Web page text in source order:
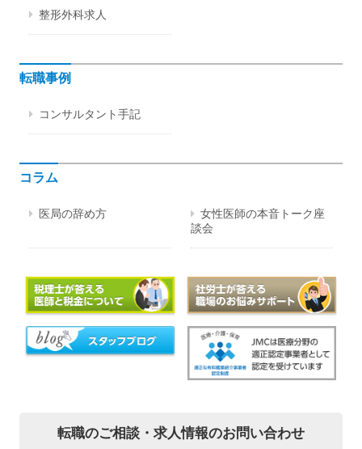
整形外科求人
転職事例
コンサルタント手記
コラム
医局の辞め方
女性医師の本音トーク座
談会
転職のご相談・ 求人情報のお問い合わせ